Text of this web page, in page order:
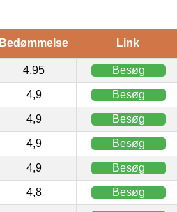
Bedømmelse Link
4,95 Besøg
4,9 Besøg
4,9 Besøg
4,9 Besøg
4,9 Besøg
4,8 Besøg